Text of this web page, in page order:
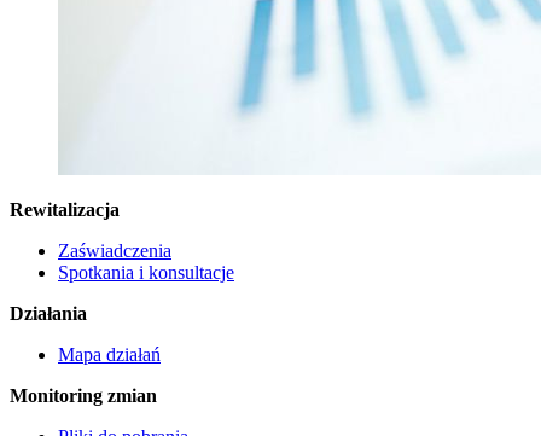
Rewitalizacja
Zaświadczenia
Spotkania i konsultacje
Działania
Mapa działań
Monitoring zmian